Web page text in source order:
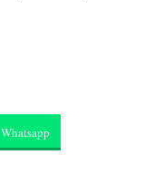
Whatsapp